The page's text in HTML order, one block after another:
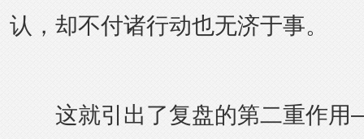
认，却不付诸行动也无济于事。
这就引出了复盘的第二重作用